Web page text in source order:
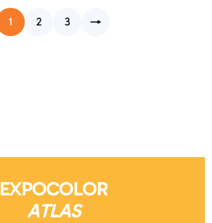
1 2 3 →
EXPOCOLOR
ATLAS